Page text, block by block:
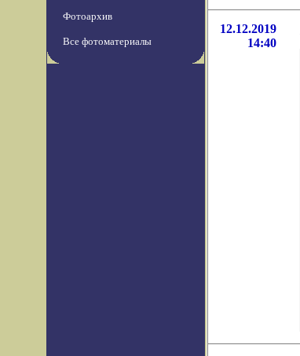
Фотоархив
Все фотоматериалы
12.12.2019
14:40